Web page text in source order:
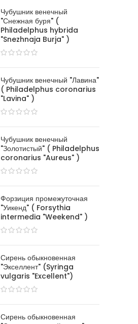
Чубушник венечный
"Снежная буря" (
Philadelphus hybrida
"Snezhnaja Burja" )
Чубушник венечный "Лавина"
( Philadelphus coronarius
"Lavina" )
Чубушник венечный
"Золотистый" ( Philadelphus
coronarius "Aureus" )
Форзиция промежуточная
"Уикенд" ( Forsythia
intermedia "Weekend" )
Сирень обыкновенная
"Экселлент" (Syringa
vulgaris "Excellent")
Сирень обыкновенная